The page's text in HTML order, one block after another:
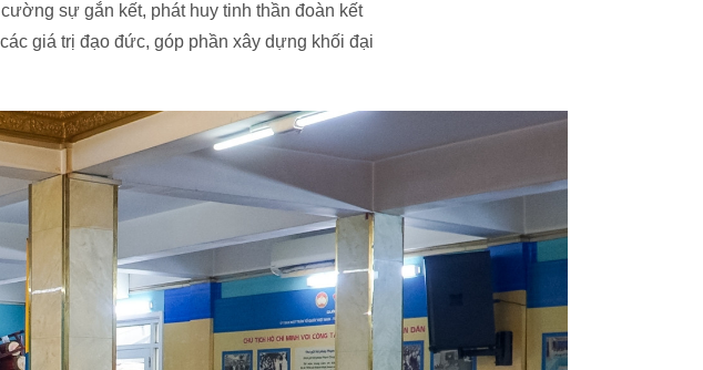
sự gắn kết, phát huy tinh thần đoàn kết
giá trị đạo đức, góp phần xây dựng khối đại